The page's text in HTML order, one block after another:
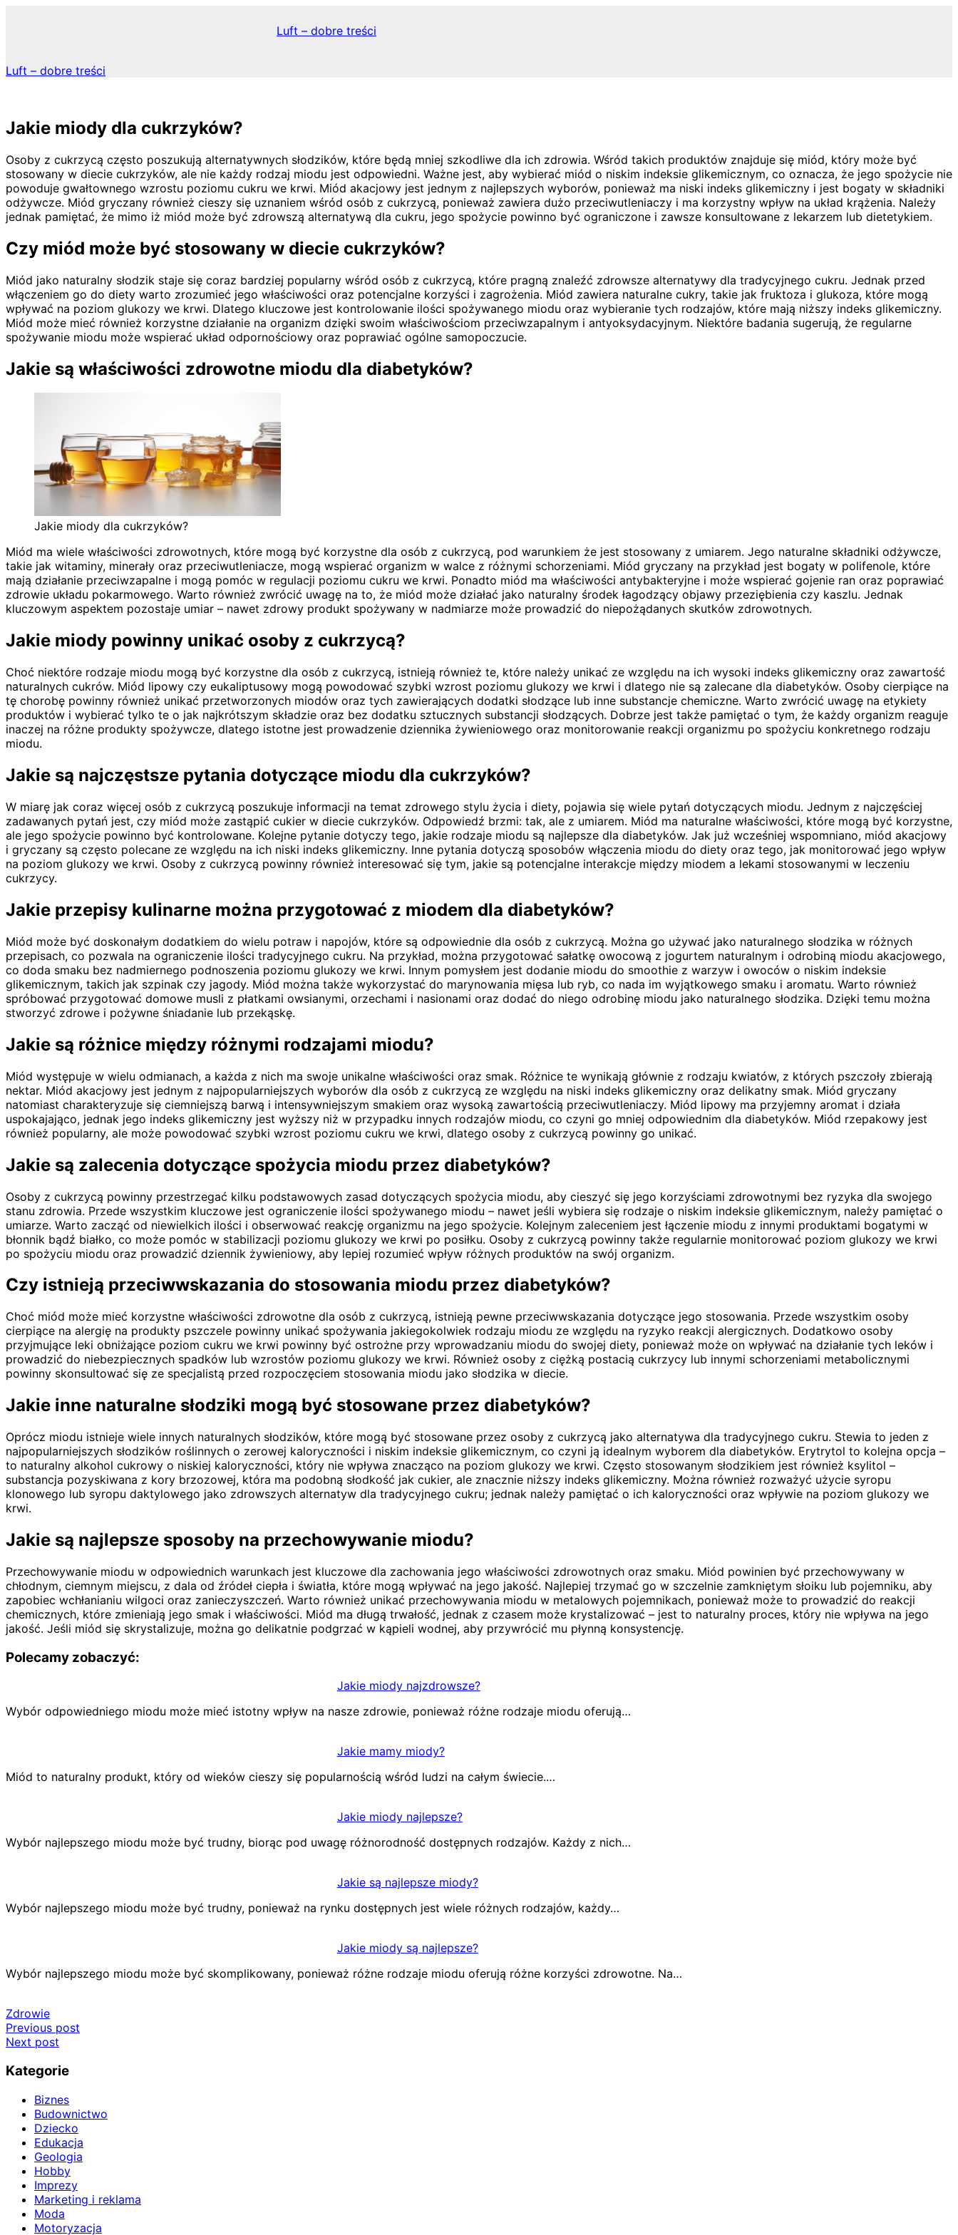
Luft – dobre treści
Luft – dobre treści
Jakie miody dla cukrzyków?
Osoby z cukrzycą często poszukują alternatywnych słodzików, które będą mniej szkodliwe dla ich zdrowia. Wśród takich produktów znajduje się miód, który może być
stosowany w diecie cukrzyków, ale nie każdy rodzaj miodu jest odpowiedni. Ważne jest, aby wybierać miód o niskim indeksie glikemicznym, co oznacza, że jego spożycie nie
powoduje gwałtownego wzrostu poziomu cukru we krwi. Miód akacjowy jest jednym z najlepszych wyborów, ponieważ ma niski indeks glikemiczny i jest bogaty w składniki
odżywcze. Miód gryczany również cieszy się uznaniem wśród osób z cukrzycą, ponieważ zawiera dużo przeciwutleniaczy i ma korzystny wpływ na układ krążenia. Należy
jednak pamiętać, że mimo iż miód może być zdrowszą alternatywą dla cukru, jego spożycie powinno być ograniczone i zawsze konsultowane z lekarzem lub dietetykiem.
Czy miód może być stosowany w diecie cukrzyków?
Miód jako naturalny słodzik staje się coraz bardziej popularny wśród osób z cukrzycą, które pragną znaleźć zdrowsze alternatywy dla tradycyjnego cukru. Jednak przed
włączeniem go do diety warto zrozumieć jego właściwości oraz potencjalne korzyści i zagrożenia. Miód zawiera naturalne cukry, takie jak fruktoza i glukoza, które mogą
wpływać na poziom glukozy we krwi. Dlatego kluczowe jest kontrolowanie ilości spożywanego miodu oraz wybieranie tych rodzajów, które mają niższy indeks glikemiczny.
Miód może mieć również korzystne działanie na organizm dzięki swoim właściwościom przeciwzapalnym i antyoksydacyjnym. Niektóre badania sugerują, że regularne
spożywanie miodu może wspierać układ odpornościowy oraz poprawiać ogólne samopoczucie.
Jakie są właściwości zdrowotne miodu dla diabetyków?
Jakie miody dla cukrzyków?
Miód ma wiele właściwości zdrowotnych, które mogą być korzystne dla osób z cukrzycą, pod warunkiem że jest stosowany z umiarem. Jego naturalne składniki odżywcze,
takie jak witaminy, minerały oraz przeciwutleniacze, mogą wspierać organizm w walce z różnymi schorzeniami. Miód gryczany na przykład jest bogaty w polifenole, które
mają działanie przeciwzapalne i mogą pomóc w regulacji poziomu cukru we krwi. Ponadto miód ma właściwości antybakteryjne i może wspierać gojenie ran oraz poprawiać
zdrowie układu pokarmowego. Warto również zwrócić uwagę na to, że miód może działać jako naturalny środek łagodzący objawy przeziębienia czy kaszlu. Jednak
kluczowym aspektem pozostaje umiar – nawet zdrowy produkt spożywany w nadmiarze może prowadzić do niepożądanych skutków zdrowotnych.
Jakie miody powinny unikać osoby z cukrzycą?
Choć niektóre rodzaje miodu mogą być korzystne dla osób z cukrzycą, istnieją również te, które należy unikać ze względu na ich wysoki indeks glikemiczny oraz zawartość
naturalnych cukrów. Miód lipowy czy eukaliptusowy mogą powodować szybki wzrost poziomu glukozy we krwi i dlatego nie są zalecane dla diabetyków. Osoby cierpiące na
tę chorobę powinny również unikać przetworzonych miodów oraz tych zawierających dodatki słodzące lub inne substancje chemiczne. Warto zwrócić uwagę na etykiety
produktów i wybierać tylko te o jak najkrótszym składzie oraz bez dodatku sztucznych substancji słodzących. Dobrze jest także pamiętać o tym, że każdy organizm reaguje
inaczej na różne produkty spożywcze, dlatego istotne jest prowadzenie dziennika żywieniowego oraz monitorowanie reakcji organizmu po spożyciu konkretnego rodzaju
miodu.
Jakie są najczęstsze pytania dotyczące miodu dla cukrzyków?
W miarę jak coraz więcej osób z cukrzycą poszukuje informacji na temat zdrowego stylu życia i diety, pojawia się wiele pytań dotyczących miodu. Jednym z najczęściej
zadawanych pytań jest, czy miód może zastąpić cukier w diecie cukrzyków. Odpowiedź brzmi: tak, ale z umiarem. Miód ma naturalne właściwości, które mogą być korzystne,
ale jego spożycie powinno być kontrolowane. Kolejne pytanie dotyczy tego, jakie rodzaje miodu są najlepsze dla diabetyków. Jak już wcześniej wspomniano, miód akacjowy
i gryczany są często polecane ze względu na ich niski indeks glikemiczny. Inne pytania dotyczą sposobów włączenia miodu do diety oraz tego, jak monitorować jego wpływ
na poziom glukozy we krwi. Osoby z cukrzycą powinny również interesować się tym, jakie są potencjalne interakcje między miodem a lekami stosowanymi w leczeniu
cukrzycy.
Jakie przepisy kulinarne można przygotować z miodem dla diabetyków?
Miód może być doskonałym dodatkiem do wielu potraw i napojów, które są odpowiednie dla osób z cukrzycą. Można go używać jako naturalnego słodzika w różnych
przepisach, co pozwala na ograniczenie ilości tradycyjnego cukru. Na przykład, można przygotować sałatkę owocową z jogurtem naturalnym i odrobiną miodu akacjowego,
co doda smaku bez nadmiernego podnoszenia poziomu glukozy we krwi. Innym pomysłem jest dodanie miodu do smoothie z warzyw i owoców o niskim indeksie
glikemicznym, takich jak szpinak czy jagody. Miód można także wykorzystać do marynowania mięsa lub ryb, co nada im wyjątkowego smaku i aromatu. Warto również
spróbować przygotować domowe musli z płatkami owsianymi, orzechami i nasionami oraz dodać do niego odrobinę miodu jako naturalnego słodzika. Dzięki temu można
stworzyć zdrowe i pożywne śniadanie lub przekąskę.
Jakie są różnice między różnymi rodzajami miodu?
Miód występuje w wielu odmianach, a każda z nich ma swoje unikalne właściwości oraz smak. Różnice te wynikają głównie z rodzaju kwiatów, z których pszczoły zbierają
nektar. Miód akacjowy jest jednym z najpopularniejszych wyborów dla osób z cukrzycą ze względu na niski indeks glikemiczny oraz delikatny smak. Miód gryczany
natomiast charakteryzuje się ciemniejszą barwą i intensywniejszym smakiem oraz wysoką zawartością przeciwutleniaczy. Miód lipowy ma przyjemny aromat i działa
uspokajająco, jednak jego indeks glikemiczny jest wyższy niż w przypadku innych rodzajów miodu, co czyni go mniej odpowiednim dla diabetyków. Miód rzepakowy jest
również popularny, ale może powodować szybki wzrost poziomu cukru we krwi, dlatego osoby z cukrzycą powinny go unikać.
Jakie są zalecenia dotyczące spożycia miodu przez diabetyków?
Osoby z cukrzycą powinny przestrzegać kilku podstawowych zasad dotyczących spożycia miodu, aby cieszyć się jego korzyściami zdrowotnymi bez ryzyka dla swojego
stanu zdrowia. Przede wszystkim kluczowe jest ograniczenie ilości spożywanego miodu – nawet jeśli wybiera się rodzaje o niskim indeksie glikemicznym, należy pamiętać o
umiarze. Warto zacząć od niewielkich ilości i obserwować reakcję organizmu na jego spożycie. Kolejnym zaleceniem jest łączenie miodu z innymi produktami bogatymi w
błonnik bądź białko, co może pomóc w stabilizacji poziomu glukozy we krwi po posiłku. Osoby z cukrzycą powinny także regularnie monitorować poziom glukozy we krwi
po spożyciu miodu oraz prowadzić dziennik żywieniowy, aby lepiej rozumieć wpływ różnych produktów na swój organizm.
Czy istnieją przeciwwskazania do stosowania miodu przez diabetyków?
Choć miód może mieć korzystne właściwości zdrowotne dla osób z cukrzycą, istnieją pewne przeciwwskazania dotyczące jego stosowania. Przede wszystkim osoby
cierpiące na alergię na produkty pszczele powinny unikać spożywania jakiegokolwiek rodzaju miodu ze względu na ryzyko reakcji alergicznych. Dodatkowo osoby
przyjmujące leki obniżające poziom cukru we krwi powinny być ostrożne przy wprowadzaniu miodu do swojej diety, ponieważ może on wpływać na działanie tych leków i
prowadzić do niebezpiecznych spadków lub wzrostów poziomu glukozy we krwi. Również osoby z ciężką postacią cukrzycy lub innymi schorzeniami metabolicznymi
powinny skonsultować się ze specjalistą przed rozpoczęciem stosowania miodu jako słodzika w diecie.
Jakie inne naturalne słodziki mogą być stosowane przez diabetyków?
Oprócz miodu istnieje wiele innych naturalnych słodzików, które mogą być stosowane przez osoby z cukrzycą jako alternatywa dla tradycyjnego cukru. Stewia to jeden z
najpopularniejszych słodzików roślinnych o zerowej kaloryczności i niskim indeksie glikemicznym, co czyni ją idealnym wyborem dla diabetyków. Erytrytol to kolejna opcja –
to naturalny alkohol cukrowy o niskiej kaloryczności, który nie wpływa znacząco na poziom glukozy we krwi. Często stosowanym słodzikiem jest również ksylitol –
substancja pozyskiwana z kory brzozowej, która ma podobną słodkość jak cukier, ale znacznie niższy indeks glikemiczny. Można również rozważyć użycie syropu
klonowego lub syropu daktylowego jako zdrowszych alternatyw dla tradycyjnego cukru; jednak należy pamiętać o ich kaloryczności oraz wpływie na poziom glukozy we
krwi.
Jakie są najlepsze sposoby na przechowywanie miodu?
Przechowywanie miodu w odpowiednich warunkach jest kluczowe dla zachowania jego właściwości zdrowotnych oraz smaku. Miód powinien być przechowywany w
chłodnym, ciemnym miejscu, z dala od źródeł ciepła i światła, które mogą wpływać na jego jakość. Najlepiej trzymać go w szczelnie zamkniętym słoiku lub pojemniku, aby
zapobiec wchłanianiu wilgoci oraz zanieczyszczeń. Warto również unikać przechowywania miodu w metalowych pojemnikach, ponieważ może to prowadzić do reakcji
chemicznych, które zmieniają jego smak i właściwości. Miód ma długą trwałość, jednak z czasem może krystalizować – jest to naturalny proces, który nie wpływa na jego
jakość. Jeśli miód się skrystalizuje, można go delikatnie podgrzać w kąpieli wodnej, aby przywrócić mu płynną konsystencję.
Polecamy zobaczyć:
Jakie miody najzdrowsze?
Wybór odpowiedniego miodu może mieć istotny wpływ na nasze zdrowie, ponieważ różne rodzaje miodu oferują…
Jakie mamy miody?
Miód to naturalny produkt, który od wieków cieszy się popularnością wśród ludzi na całym świecie.…
Jakie miody najlepsze?
Wybór najlepszego miodu może być trudny, biorąc pod uwagę różnorodność dostępnych rodzajów. Każdy z nich…
Jakie są najlepsze miody?
Wybór najlepszego miodu może być trudny, ponieważ na rynku dostępnych jest wiele różnych rodzajów, każdy…
Jakie miody są najlepsze?
Wybór najlepszego miodu może być skomplikowany, ponieważ różne rodzaje miodu oferują różne korzyści zdrowotne. Na…
Zdrowie
Nawigacja
wpisu
Previous post
Next post
Kategorie
Biznes
Budownictwo
Dziecko
Edukacja
Geologia
Hobby
Imprezy
Marketing i reklama
Moda
Motoryzacja